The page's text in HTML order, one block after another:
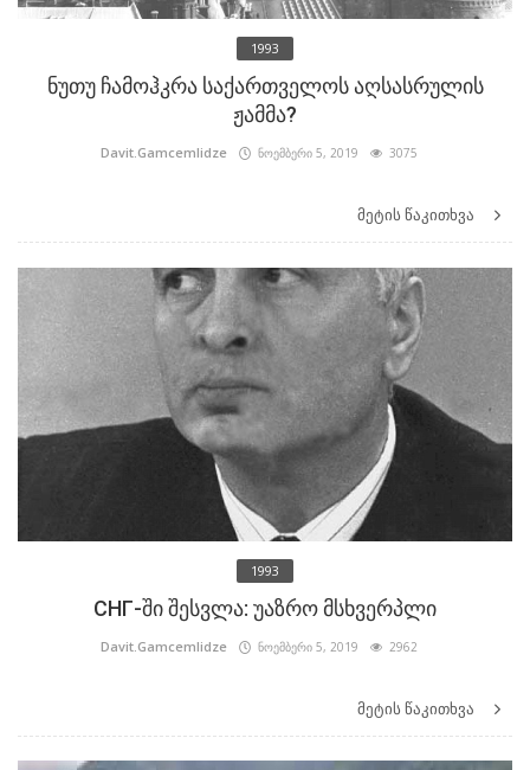
1993
ნუთუ ჩამოჰკრა საქართველოს აღსასრულის
ჟამმა?
Davit.Gamcemlidze ნოემბერი 5, 2019 3075
მეტის წაკითხვა
1993
СНГ-ში შესვლა: უაზრო მსხვერპლი
Davit.Gamcemlidze ნოემბერი 5, 2019 2962
მეტის წაკითხვა